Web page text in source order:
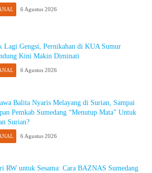
6 Agustus 2026
Lagi Gengsi, Pernikahan di KUA Sumur
Kini Makin Diminati
6 Agustus 2026
Balita Nyaris Melayang di Surian, Sampai
Pemkab Sumedang “Menutup Mata” Untuk
Surian?
6 Agustus 2026
RW untuk Sesama: Cara BAZNAS Sumedang